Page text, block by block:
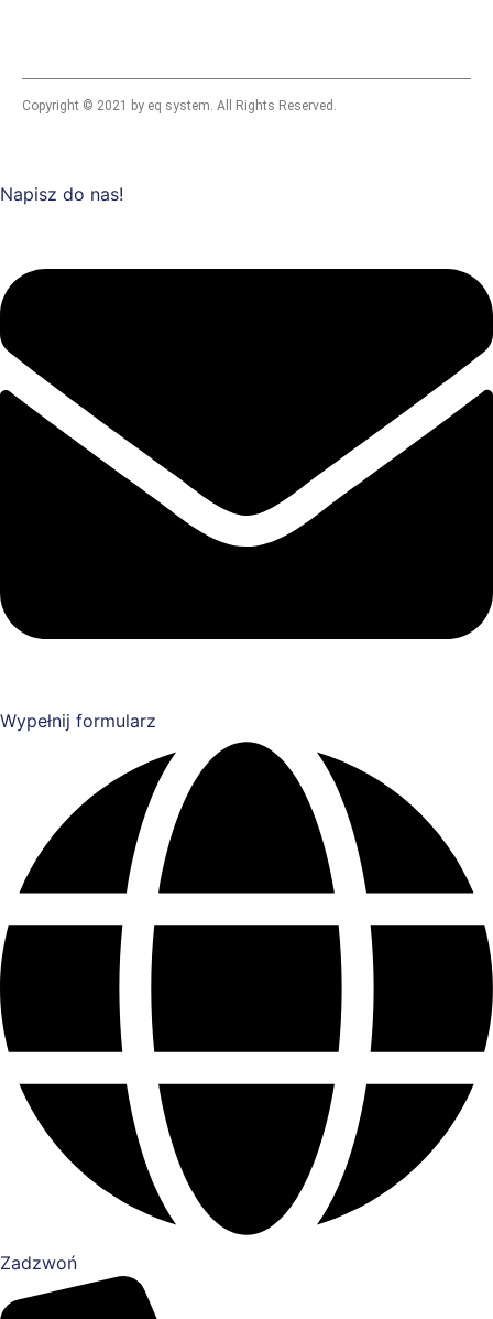
Copyright © 2021 by eq system. All Rights Reserved.
Napisz do nas!
Wypełnij formularz
Zadzwoń